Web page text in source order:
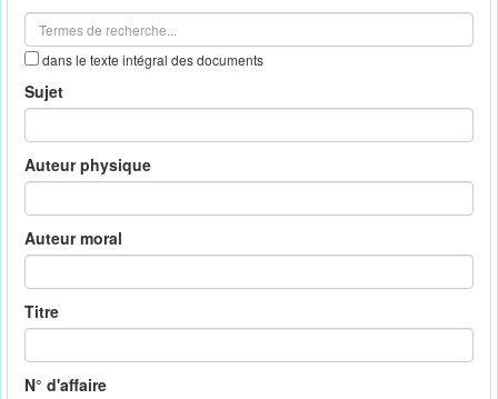
dans le texte intégral des documents
Sujet
Auteur physique
Auteur moral
Titre
N° d'affaire